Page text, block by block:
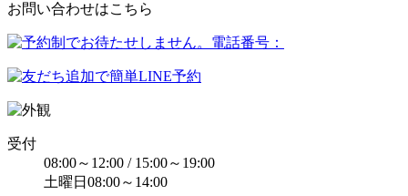
お問い合わせはこちら
受付
08:00～12:00 / 15:00～19:00
土曜日08:00～14:00